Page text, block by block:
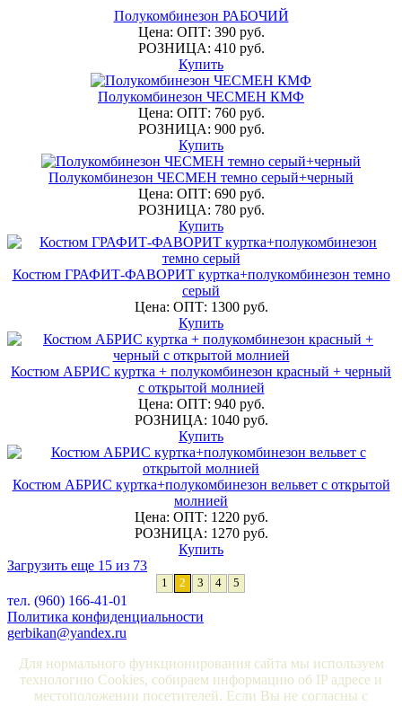
Полукомбинезон РАБОЧИЙ
Цена: ОПТ: 390 руб.
РОЗНИЦА: 410 руб.
Купить
Полукомбинезон ЧЕСМЕН КМФ
Цена: ОПТ: 760 руб.
РОЗНИЦА: 900 руб.
Купить
Полукомбинезон ЧЕСМЕН темно серый+черный
Цена: ОПТ: 690 руб.
РОЗНИЦА: 780 руб.
Купить
Костюм ГРАФИТ-ФАВОРИТ куртка+полукомбинезон темно
серый
Цена: ОПТ: 1300 руб.
Купить
Костюм АБРИС куртка + полукомбинезон красный + черный
с открытой молнией
Цена: ОПТ: 940 руб.
РОЗНИЦА: 1040 руб.
Купить
Костюм АБРИС куртка+полукомбинезон вельвет с открытой
молнией
Цена: ОПТ: 1220 руб.
РОЗНИЦА: 1270 руб.
Купить
Загрузить еще 15 из 73
1 2 3 4 5
тел. (960) 166-41-01
Политика конфиденциальности
gerbikan@yandex.ru
Для нормального функционирования сайта мы используем
технологию Cookies, собираем информацию об IP адресе и
местоположении посетителей. Если Вы не согласны с